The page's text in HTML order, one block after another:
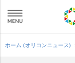
ホーム (オリコンニュース)